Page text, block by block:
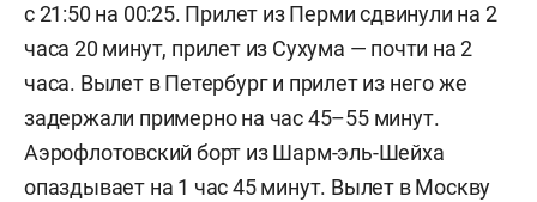
с 21:50 на 00:25. Прилет из Перми сдвинули на 2
часа 20 минут, прилет из Сухума — почти на 2
часа. Вылет в Петербург и прилет из него же
задержали примерно на час 45–55 минут.
Аэрофлотовский борт из Шарм-эль-Шейха
опаздывает на 1 час 45 минут. Вылет в Москву